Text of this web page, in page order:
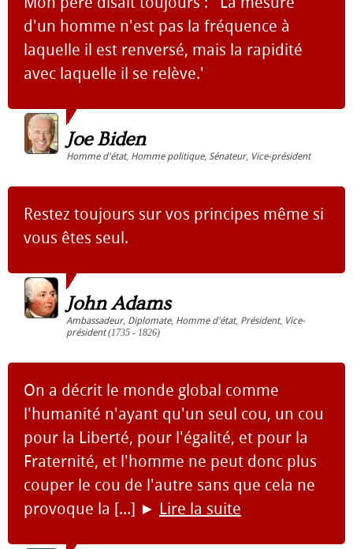
d'un homme n'est pas la fréquence à
laquelle il est renversé, mais la rapidité
avec laquelle il se relève.'
Joe Biden
Homme d'état, Homme politique, Sénateur, Vice-président
Restez toujours sur vos principes même si
vous êtes seul.
John Adams
Ambassadeur, Diplomate, Homme d'état, Président, Vice-
président(1735 - 1826)
On a décrit le monde global comme
l'humanité n'ayant qu'un seul cou, un cou
pour la Liberté, pour l'égalité, et pour la
Fraternité, et l'homme ne peut donc plus
couper le cou de l'autre sans que cela ne
provoque la [...] ► Lire la suite